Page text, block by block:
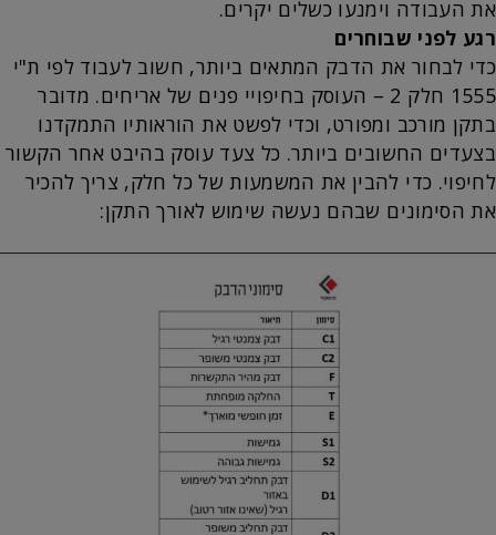
את העבודה וימנעו כשלים יקרים.
רגע לפני שבוחרים
כדי לבחור את הדבק המתאים ביותר, חשוב לעבוד לפי ת"י
1555 חלק 2 – העוסק בחיפויי פנים של אריחים. מדובר
בתקן מורכב ומפורט, וכדי לפשט את הוראותיו התמקדנו
בצעדים החשובים ביותר. כל צעד עוסק בהיבט אחר הקשור
לחיפוי. כדי להבין את המשמעות של כל חלק, צריך להכיר
את הסימונים שבהם נעשה שימוש לאורך התקן: